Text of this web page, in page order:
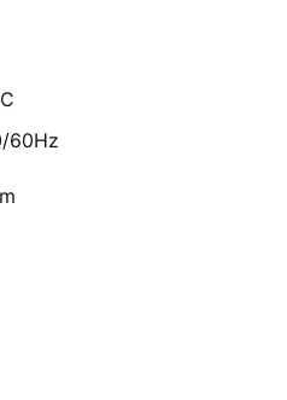
60Hz